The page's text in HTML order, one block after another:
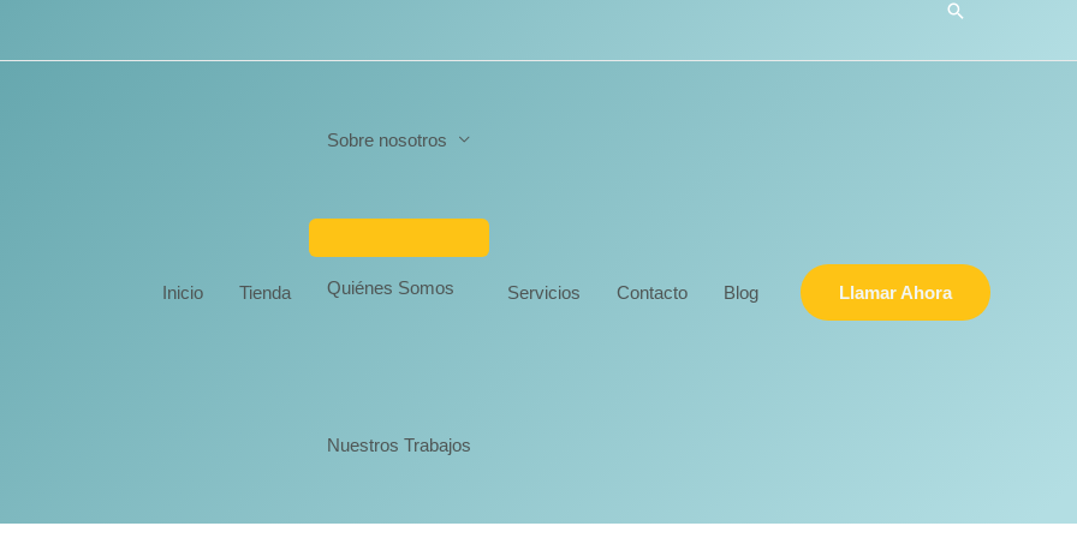
Buscar
Inicio Tienda
Sobre nosotros
Quiénes Somos
Nuestros Trabajos
Servicios Contacto Blog Llamar Ahora